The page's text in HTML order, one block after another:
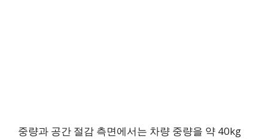
중량과 공간 절감 측면에서는 차량 중량을 약 40kg